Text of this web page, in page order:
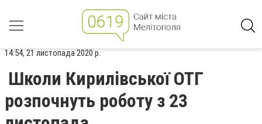
14:54, 21 листопада 2020 р.
Школи Кирилівської ОТГ
розпочнуть роботу з 23